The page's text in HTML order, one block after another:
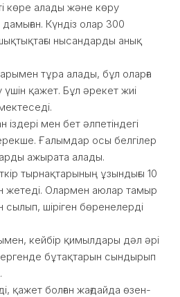
көре алады және көру
Күндіз олар 300
нысандарды анық
тұра алады, бұл оларға
қажет. Бұл әрекет жиі
мен бет әлпетіндегі
Ғалымдар осы белгілер
ажырата алады.
тырнақтарының ұзындығы 10
жетеді. Олармен аюлар тамыр
сылып, шіріген бөренелерді
кейбір қимылдары дәл әрі
бұтақтарын сындырып
қажет болған жағдайда өзен-